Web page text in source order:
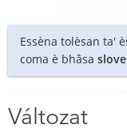
Essèna tolèsan ta'
coma è bhâsa
Változat